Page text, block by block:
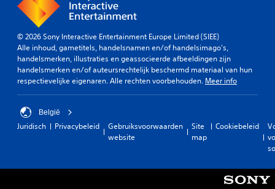
© 2026 Sony Interactive Entertainment Europe Limited (SIEE)
Alle inhoud, gametitels, handelsnamen en/of handelsimago's,
handelsmerken, illustraties en geassocieerde afbeeldingen zijn
handelsmerken en/of auteursrechtelijk beschermd materiaal van hun
respectievelijke eigenaren. Alle rechten voorbehouden. Meer info
België
Juridisch Privacybeleid
Gebruiksvoorwaarden
website
Site
map
Cookiebeleid